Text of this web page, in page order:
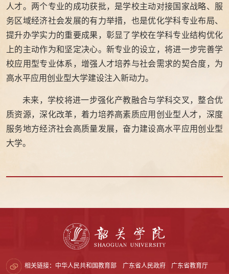
人才。两个专业的成功获批，是学校主动对接国家战略、服
务区域经济社会发展的有力举措，也是优化学科专业布局、
提升办学实力的重要成果，彰显了学校在学科专业结构优化
上的主动作为和坚定决心。新专业的设立，将进一步完善学
校应用型专业体系，增强人才培养与社会需求的契合度，为
高水平应用创业型大学建设注入新动力。
未来，学校将进一步强化产教融合与学科交叉，整合优
质资源，深化改革，着力培养高素质应用创业型人才，深度
服务地方经济社会高质量发展，奋力建设高水平应用创业型
大学。
相关链接： 中华人民共和国教育部 广东省人民政府 广东省教育厅